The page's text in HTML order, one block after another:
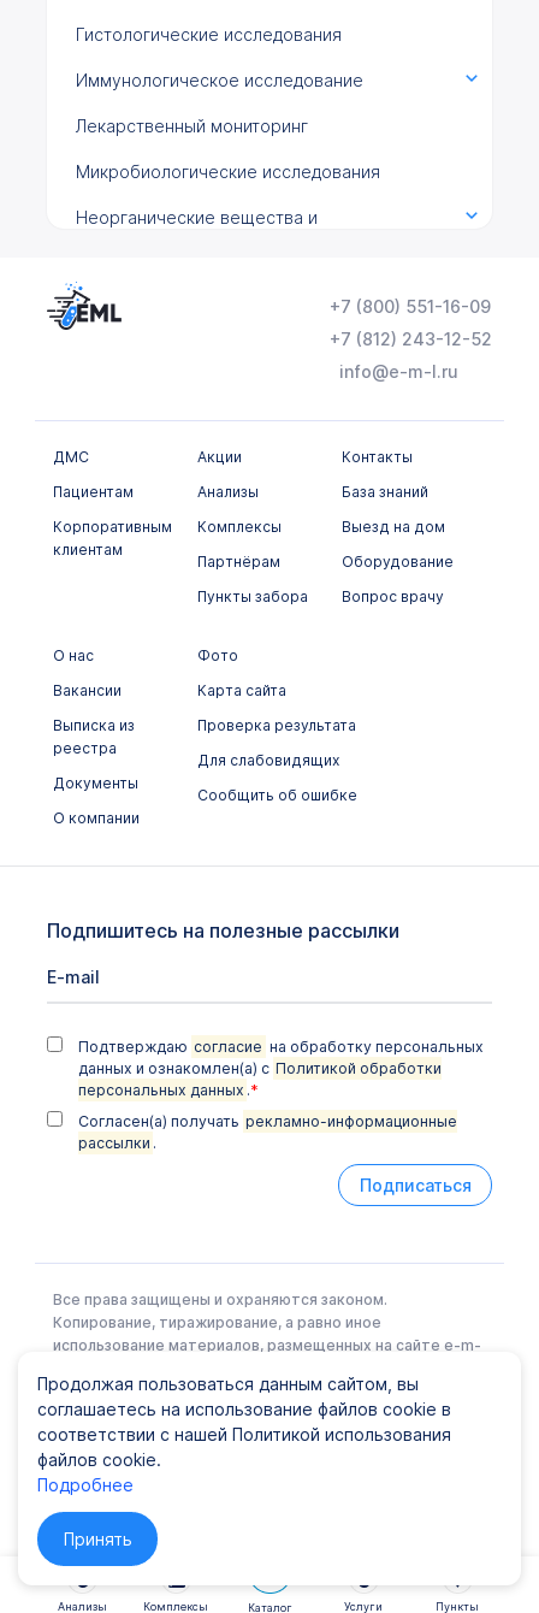
Гистологические исследования
Иммунологическое исследование
Лекарственный мониторинг
Микробиологические исследования
Неорганические вещества и
Общеклинические исследования
Химико-токсикологические исследования
Цитологические исследования
+7 (800) 551-16-09
+7 (812) 243-12-52
info@e-m-l.ru
ДМС
Пациентам
Корпоративным
клиентам
Акции
Анализы
Комплексы
Партнёрам
Пункты забора
Контакты
База знаний
Выезд на дом
Оборудование
Вопрос врачу
О нас
Вакансии
Выписка из
реестра
Документы
О компании
Фото
Карта сайта
Проверка результата
Для слабовидящих
Сообщить об ошибке
Подпишитесь на полезные рассылки
Подтверждаю согласие на обработку персональных
данных и ознакомлен(а) с Политикой обработки
персональных данных .*
Согласен(а) получать рекламно-информационные
рассылки .
Подписаться
Все права защищены и охраняются законом.
Копирование, тиражирование, а равно иное
использование материалов, размещенных на сайте e-m-
Правообладателя.
Политика конфиденциальности
© ООО EML, 2022 Лицензия № Л041-01148-78/00337441
от 25 июня 2019 г., ООО "ЕМЛ"
Анализы Комплексы Каталог Услуги Пункты
Продолжая пользоваться данным сайтом, вы
соглашаетесь на использование файлов cookie в
соответствии с нашей Политикой использования
файлов cookie.
Подробнее
Принять